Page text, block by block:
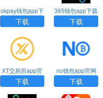
okpay钱包app下
载官网
下载
365钱包app下载
下载
XT交易所app官
网最新版下载
下载
no钱包app官网
下载
下载